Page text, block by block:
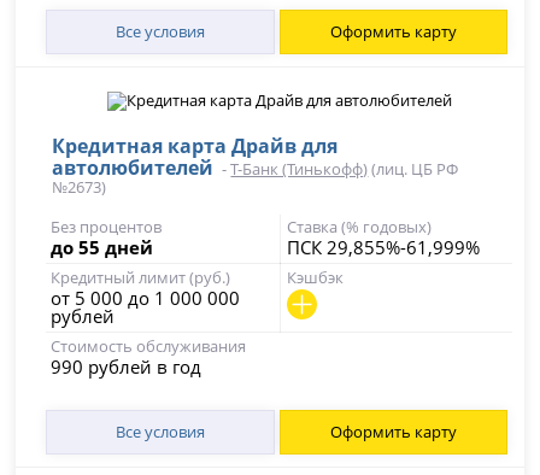
Все условия Оформить карту
Кредитная карта Драйв для
автолюбителей -Т-Банк (Тинькофф)(лиц. ЦБ РФ
№2673)
Без процентов
до 55 дней
Ставка (% годовых)
ПСК 29,855%-61,999%
Кредитный лимит (руб.)
от 5 000 до 1 000 000
рублей
Кэшбэк
Стоимость обслуживания
990 рублей в год
Все условия Оформить карту